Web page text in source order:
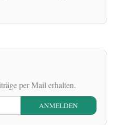
per Mail erhalten.